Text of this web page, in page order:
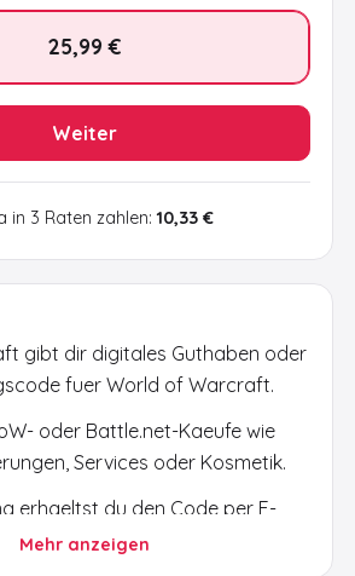
25,99 €
Weiter
in 3 Raten zahlen: 10,33 €
gibt dir digitales Guthaben oder
fuer World of Warcraft.
oder Battle.net-Kaeufe wie
Services oder Kosmetik.
erhaeltst du den Code per E-
ueber die offizielle Plattform
Mehr anzeigen